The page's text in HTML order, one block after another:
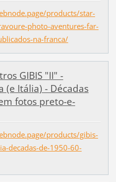
products/star-
photo-aventures-far-
na-franca/
GIBIS "II" -
(e Itália) - Décadas
fotos preto-e-
products/gibis-
decadas-de-1950-60-